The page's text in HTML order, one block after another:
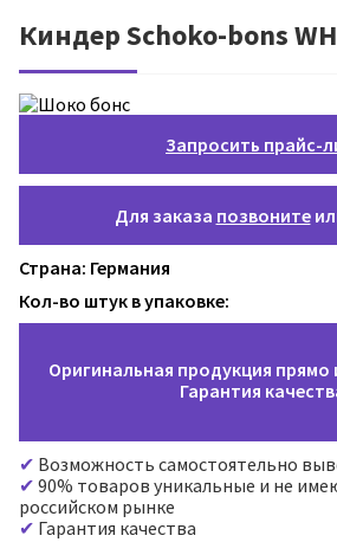
Киндер Schoko-bons
Запросить прайс-
Для заказа позвоните
Страна: Германия
Кол-во штук в упаковке:
Оригинальная продукция
Гарантия
Возможность самостоятельно
90% товаров уникальные и не
российском рынке
Гарантия качества